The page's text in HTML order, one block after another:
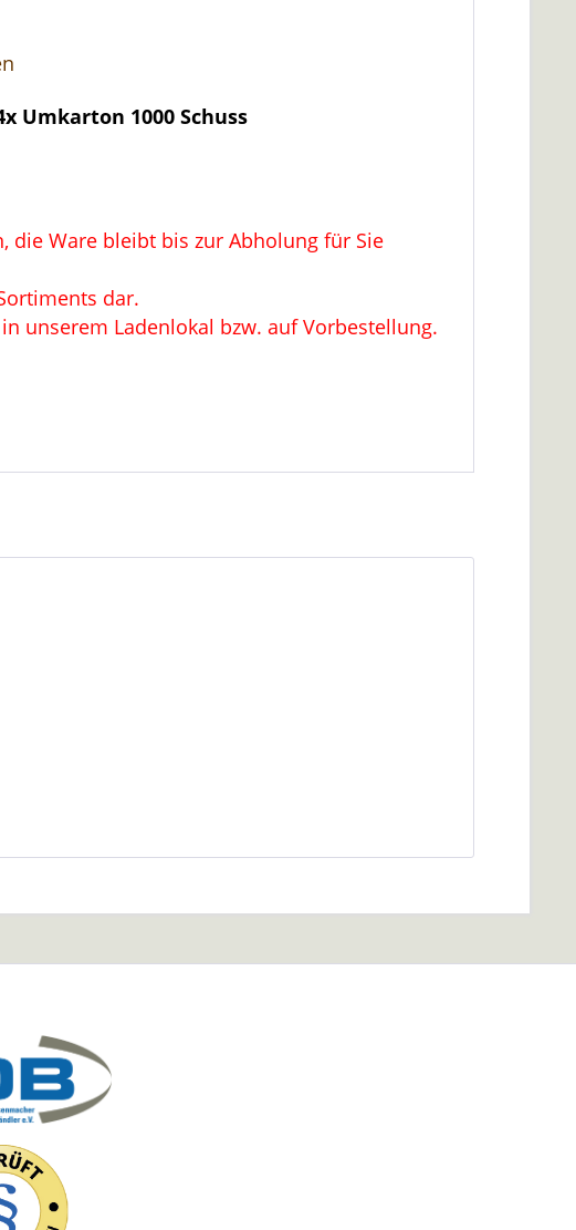
Umkarton 1000 Schuss
die Ware bleibt bis zur Abholung für Sie
dar.
unserem Ladenlokal bzw. auf Vorbestellung.